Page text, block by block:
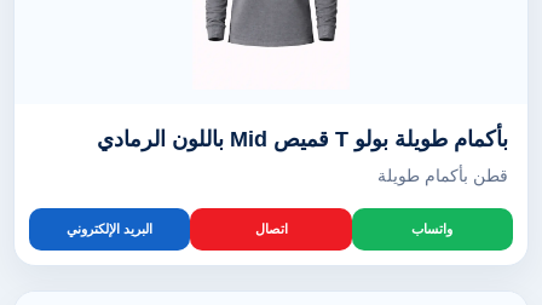
بأكمام طويلة بولو T قميص Mid باللون الرمادي
قطن بأكمام طويلة
واتساب اتصال البريد الإلكتروني